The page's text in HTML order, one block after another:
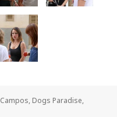
Schlagwörter
Campos, Dogs Paradise,